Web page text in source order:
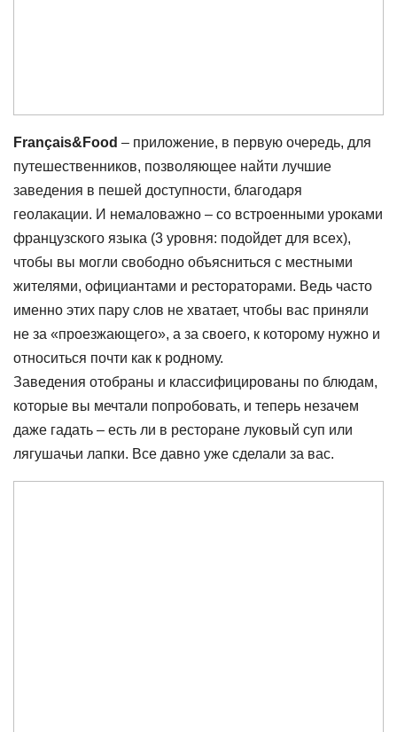
Français&Food – приложение, в первую очередь, для
путешественников, позволяющее найти лучшие
заведения в пешей доступности, благодаря
геолакации. И немаловажно – со встроенными уроками
французского языка (3 уровня: подойдет для всех),
чтобы вы могли свободно объясниться с местными
жителями, официантами и рестораторами. Ведь часто
именно этих пару слов не хватает, чтобы вас приняли
не за «проезжающего», а за своего, к которому нужно и
относиться почти как к родному.
Заведения отобраны и классифицированы по блюдам,
которые вы мечтали попробовать, и теперь незачем
даже гадать – есть ли в ресторане луковый суп или
лягушачьи лапки. Все давно уже сделали за вас.